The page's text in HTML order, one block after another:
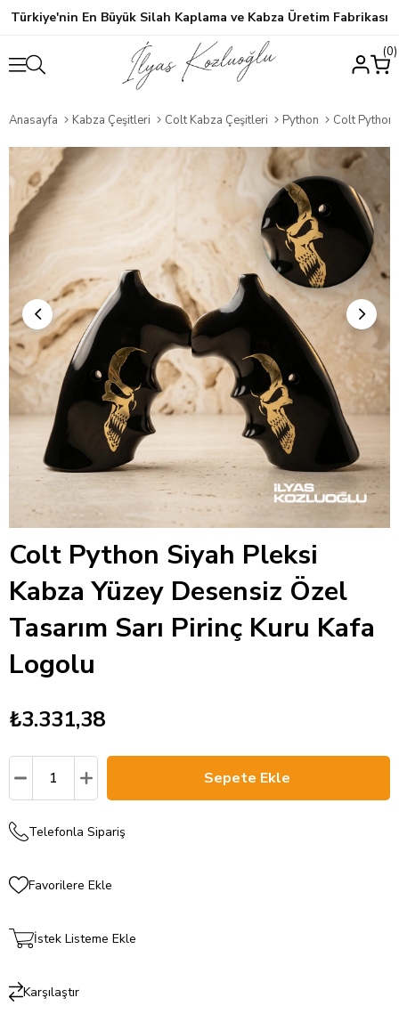
Türkiye'nin En Büyük Silah Kaplama ve Kabza Üretim Fabrikası
0
Anasayfa Kabza Çeşitleri Colt Kabza Çeşitleri Python Colt Python Siyah
Colt Python Siyah Pleksi
Kabza Yüzey Desensiz Özel
Tasarım Sarı Pirinç Kuru Kafa
Logolu
₺3.331,38
Telefonla Sipariş
Favorilere Ekle
İstek Listeme Ekle
Karşılaştır